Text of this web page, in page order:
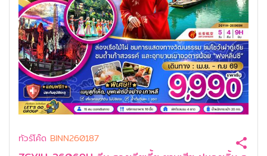
ทัวร์โค๊ด BINN260187